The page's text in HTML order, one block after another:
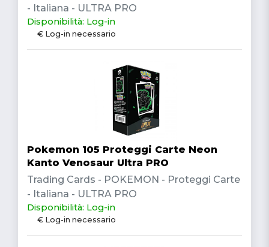
- Italiana - ULTRA PRO
Disponibilità: Log-in
€ Log-in necessario
Pokemon 105 Proteggi Carte Neon
Kanto Venosaur Ultra PRO
Trading Cards - POKEMON - Proteggi Carte
- Italiana - ULTRA PRO
Disponibilità: Log-in
€ Log-in necessario